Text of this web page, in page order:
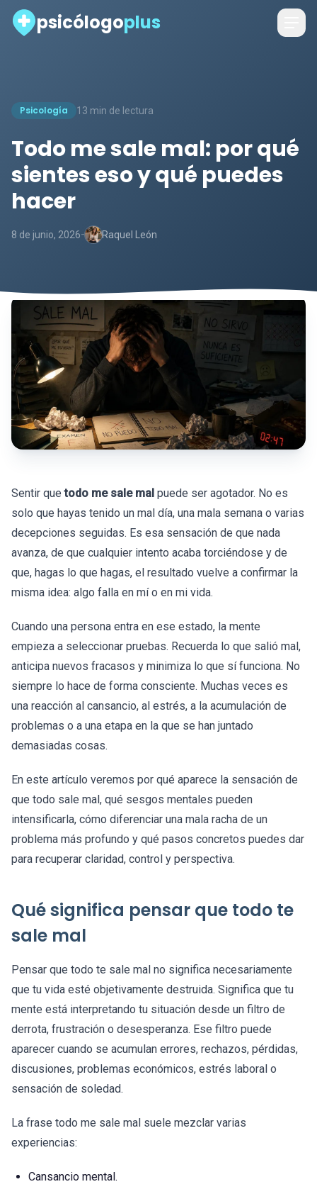
psicólogoplus
Psicología 13 min de lectura
Todo me sale mal: por qué
sientes eso y qué puedes
hacer
8 de junio, 2026- Raquel León
Sentir quetodo me sale mal puede ser agotador. No es
solo que hayas tenido un mal día, una mala semana o varias
decepciones seguidas. Es esa sensación de que nada
avanza, de que cualquier intento acaba torciéndose y de
que, hagas lo que hagas, el resultado vuelve a confirmar la
misma idea: algo falla en mí o en mi vida.
Cuando una persona entra en ese estado, la mente
empieza a seleccionar pruebas. Recuerda lo que salió mal,
anticipa nuevos fracasos y minimiza lo que sí funciona. No
siempre lo hace de forma consciente. Muchas veces es
una reacción al cansancio, al estrés, a la acumulación de
problemas o a una etapa en la que se han juntado
demasiadas cosas.
En este artículo veremos por qué aparece la sensación de
que todo sale mal, qué sesgos mentales pueden
intensificarla, cómo diferenciar una mala racha de un
problema más profundo y qué pasos concretos puedes dar
para recuperar claridad, control y perspectiva.
Qué significa pensar que todo te
sale mal
Pensar que todo te sale mal no significa necesariamente
que tu vida esté objetivamente destruida. Significa que tu
mente está interpretando tu situación desde un filtro de
derrota, frustración o desesperanza. Ese filtro puede
aparecer cuando se acumulan errores, rechazos, pérdidas,
discusiones, problemas económicos, estrés laboral o
sensación de soledad.
La frase todo me sale mal suele mezclar varias
experiencias:
Cansancio mental.